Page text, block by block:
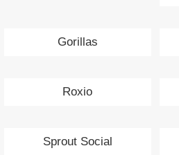
Gorillas
Roxio
Sprout Social